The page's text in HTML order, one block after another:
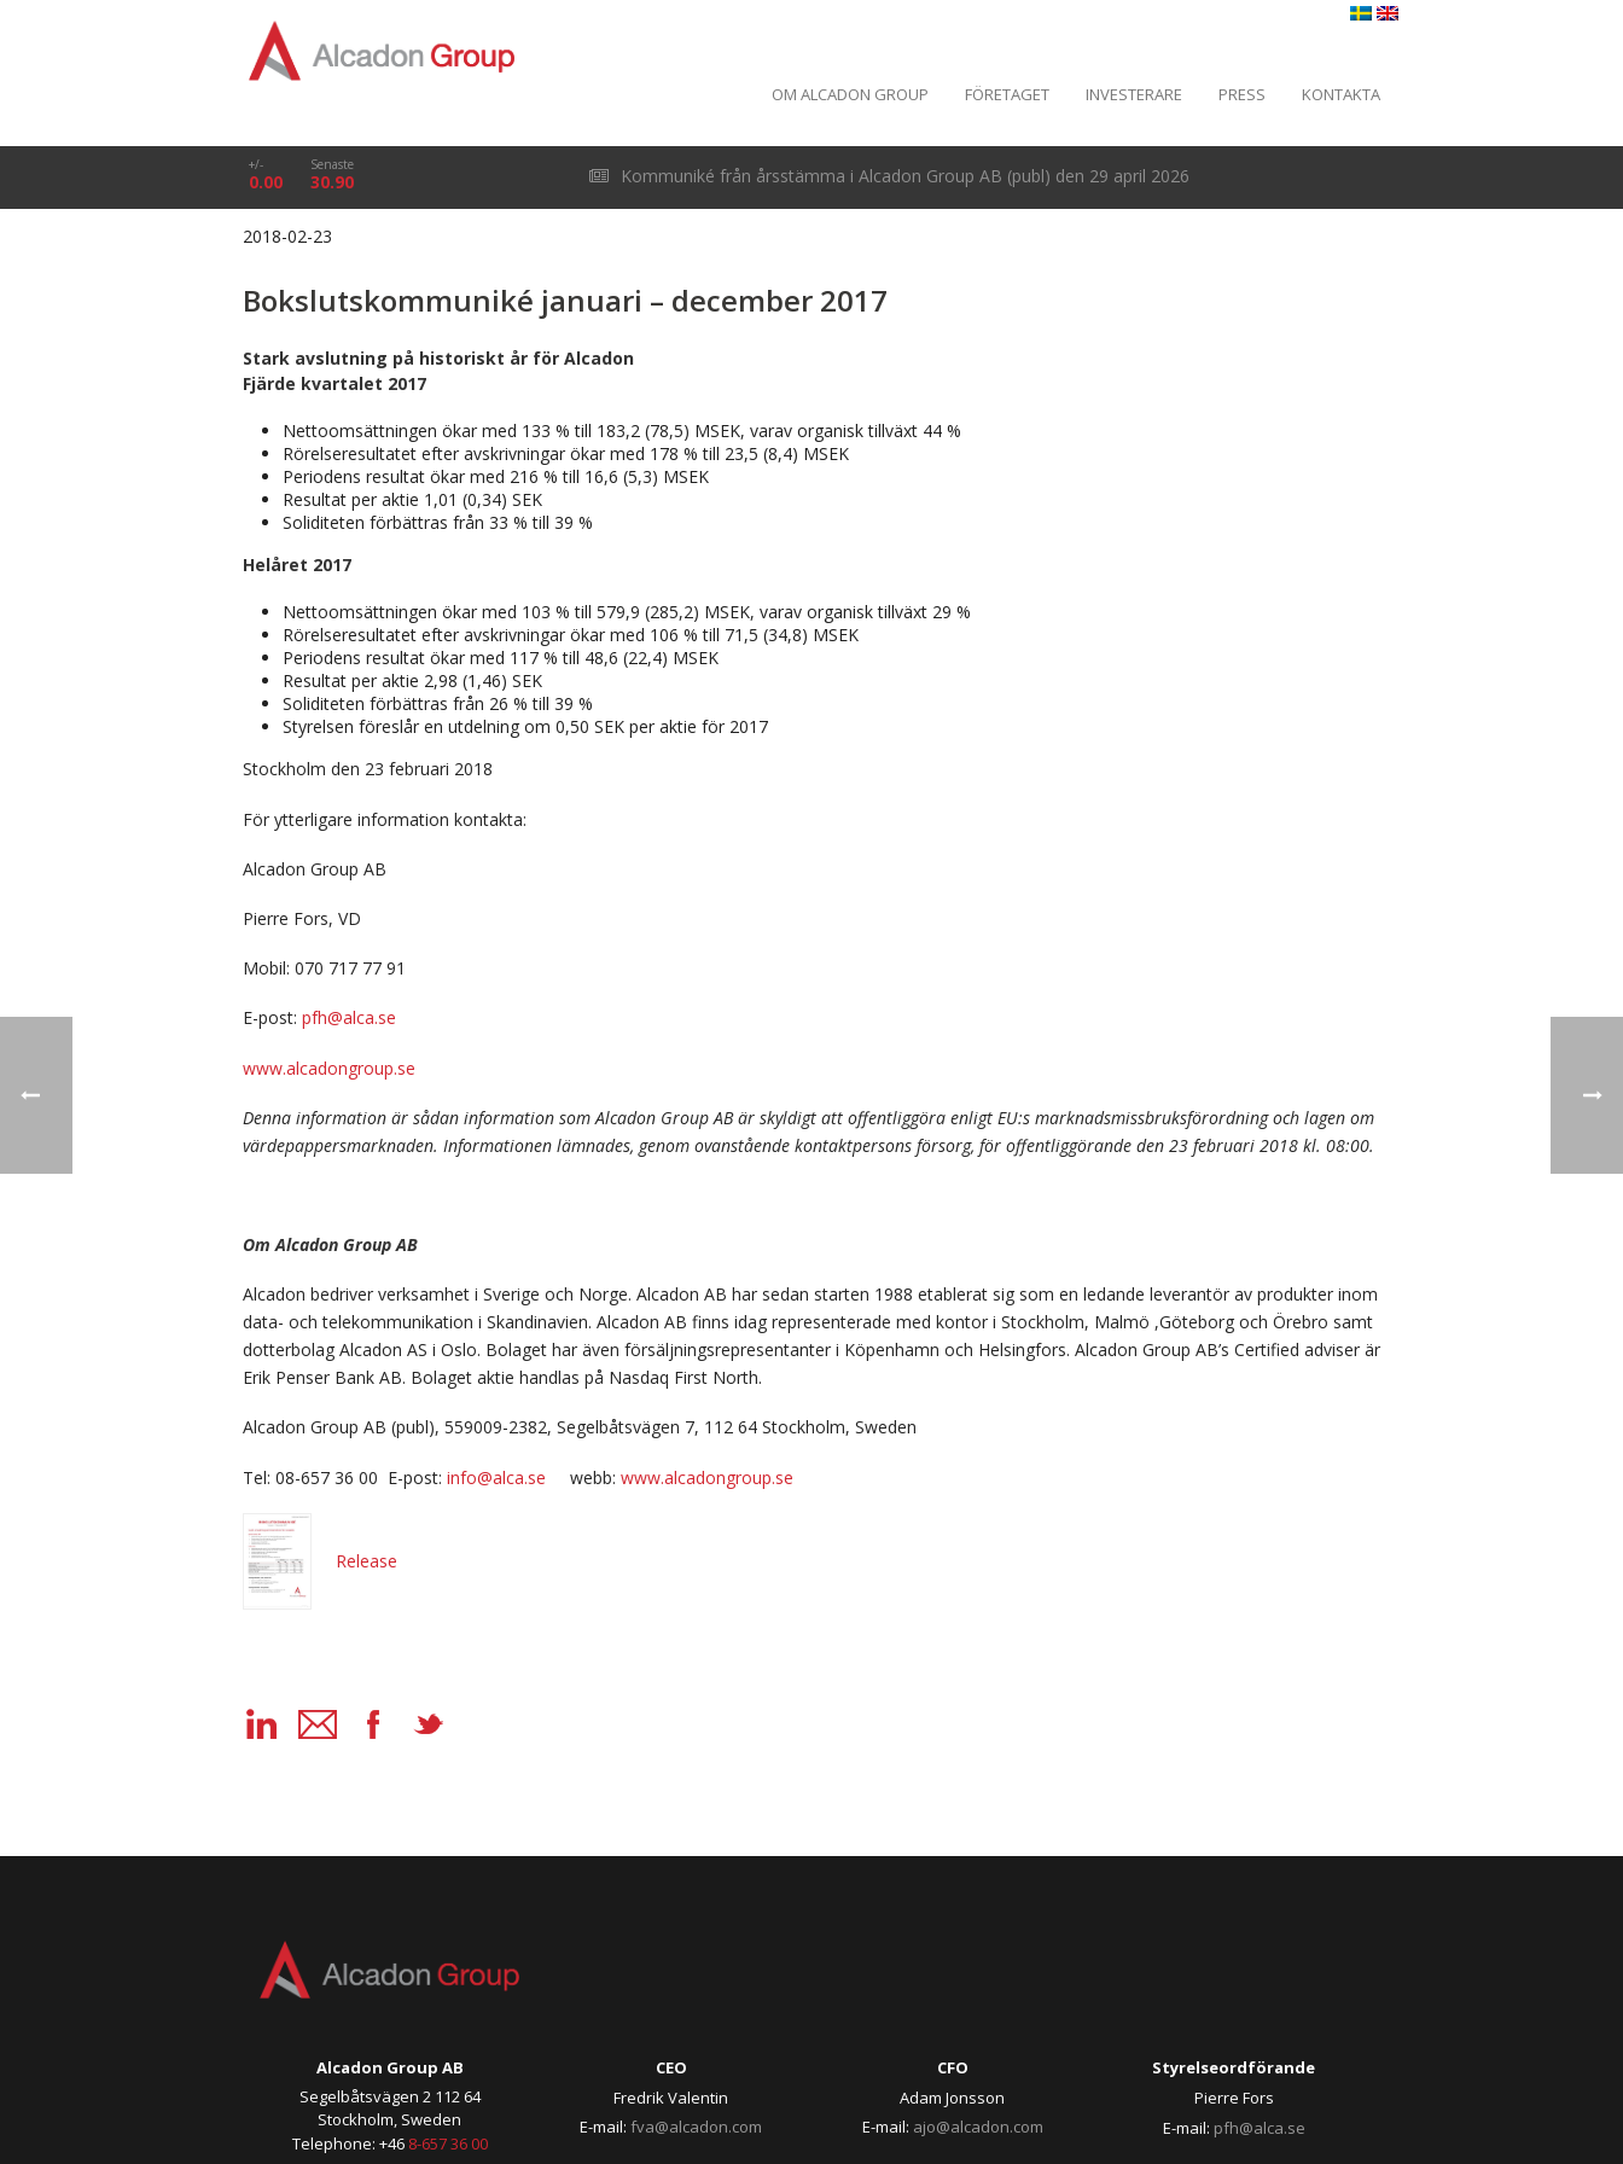
OM ALCADON GROUP FÖRETAGET INVESTERARE PRESS KONTAKTA
+/-
0.00
Senaste
30.90 Kommuniké från årsstämma i Alcadon Group AB (publ) den 29 april 2026
2018-02-23
Bokslutskommuniké januari – december 2017
Stark avslutning på historiskt år för Alcadon
Fjärde kvartalet 2017
Nettoomsättningen ökar med 133 % till 183,2 (78,5) MSEK, varav organisk tillväxt 44 %
Rörelseresultatet efter avskrivningar ökar med 178 % till 23,5 (8,4) MSEK
Periodens resultat ökar med 216 % till 16,6 (5,3) MSEK
Resultat per aktie 1,01 (0,34) SEK
Soliditeten förbättras från 33 % till 39 %
Helåret 2017
Nettoomsättningen ökar med 103 % till 579,9 (285,2) MSEK, varav organisk tillväxt 29 %
Rörelseresultatet efter avskrivningar ökar med 106 % till 71,5 (34,8) MSEK
Periodens resultat ökar med 117 % till 48,6 (22,4) MSEK
Resultat per aktie 2,98 (1,46) SEK
Soliditeten förbättras från 26 % till 39 %
Styrelsen föreslår en utdelning om 0,50 SEK per aktie för 2017
Stockholm den 23 februari 2018
För ytterligare information kontakta:
Alcadon Group AB
Pierre Fors, VD
Mobil: 070 717 77 91
E-post: pfh@alca.se
www.alcadongroup.se
Denna information är sådan information som Alcadon Group AB är skyldigt att offentliggöra enligt EU:s marknadsmissbruksförordning och lagen om
värdepappersmarknaden. Informationen lämnades, genom ovanstående kontaktpersons försorg, för offentliggörande den 23 februari 2018 kl. 08:00.
Om Alcadon Group AB
Alcadon bedriver verksamhet i Sverige och Norge. Alcadon AB har sedan starten 1988 etablerat sig som en ledande leverantör av produkter inom
data- och telekommunikation i Skandinavien. Alcadon AB finns idag representerade med kontor i Stockholm, Malmö ,Göteborg och Örebro samt
dotterbolag Alcadon AS i Oslo. Bolaget har även försäljningsrepresentanter i Köpenhamn och Helsingfors. Alcadon Group AB’s Certified adviser är
Erik Penser Bank AB. Bolaget aktie handlas på Nasdaq First North.
Alcadon Group AB (publ), 559009-2382, Segelbåtsvägen 7, 112 64 Stockholm, Sweden
Tel: 08-657 36 00 E-post: info@alca.se webb: www.alcadongroup.se
Release
Alcadon Group AB
Segelbåtsvägen 2 112 64
Stockholm, Sweden
Telephone: +46 8-657 36 00
CEO
Fredrik Valentin
E-mail: fva@alcadon.com
CFO
Adam Jonsson
E-mail: ajo@alcadon.com
Styrelseordförande
Pierre Fors
E-mail: pfh@alca.se